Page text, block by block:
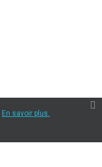
En savoir plus.